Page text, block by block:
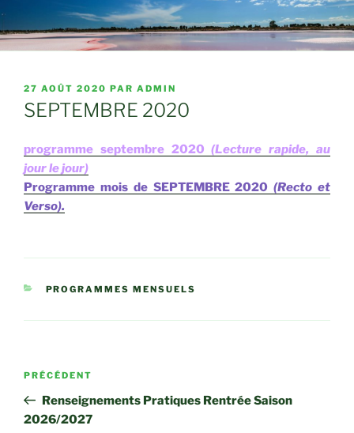
PUBLIÉ
LE
27 AOÛT 2020 PAR ADMIN
SEPTEMBRE 2020
programme septembre 2020(Lecture rapide, au
jour le jour)
Programme mois de SEPTEMBRE 2020(Recto et
Verso).
CATÉGORIES
PROGRAMMES MENSUELS
Navigation
l’article
Article
précédent
PRÉCÉDENT
Renseignements Pratiques Rentrée Saison
2026/2027